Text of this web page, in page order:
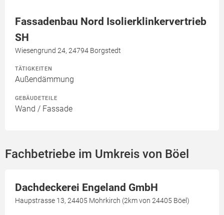
Fassadenbau Nord Isolierklinkervertrieb
SH
Wiesengrund 24, 24794 Borgstedt
TÄTIGKEITEN
Außendämmung
GEBÄUDETEILE
Wand / Fassade
Fachbetriebe im Umkreis von Böel
Dachdeckerei Engeland GmbH
Haupstrasse 13, 24405 Mohrkirch (2km von 24405 Böel)